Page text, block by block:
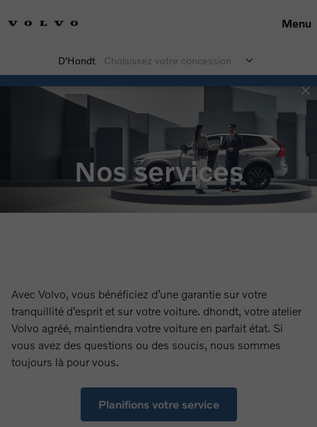
Menu
D'Hondt Choisissez votre concession
Nos services
Avec Volvo, vous bénéficiez d’une garantie sur votre
tranquillité d’esprit et sur votre voiture. dhondt, votre atelier
Volvo agréé, maintiendra votre voiture en parfait état. Si
vous avez des questions ou des soucis, nous sommes
toujours là pour vous.
Planifions votre service